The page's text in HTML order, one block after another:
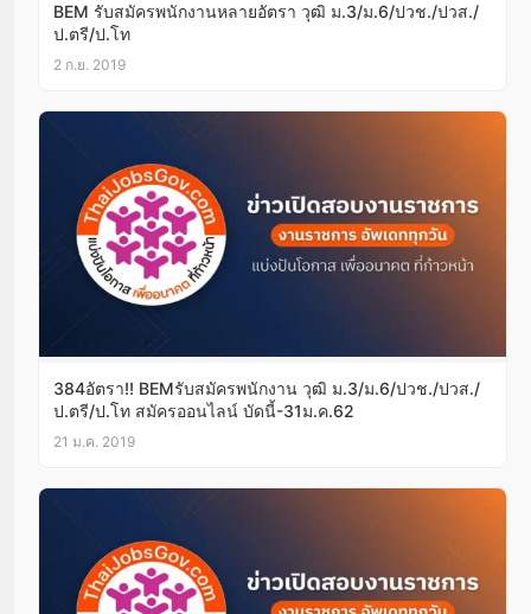
BEM รับสมัครพนักงานหลายอัตรา วุฒิ ม.3/ม.6/ปวช./ปวส./
ป.ตรี/ป.โท
2 ก.ย. 2019
384อัตรา!! BEMรับสมัครพนักงาน วุฒิ ม.3/ม.6/ปวช./ปวส./
ป.ตรี/ป.โท สมัครออนไลน์ บัดนี้-31ม.ค.62
21 ม.ค. 2019